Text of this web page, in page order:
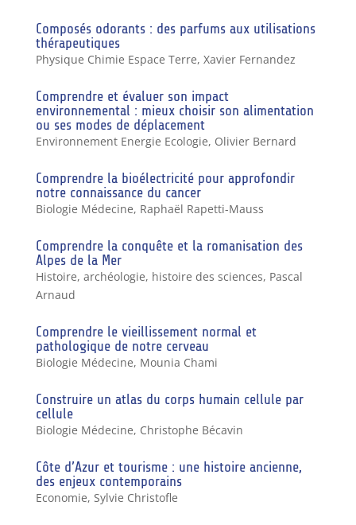
Composés odorants : des parfums aux utilisations
thérapeutiques
Physique Chimie Espace Terre, Xavier Fernandez
Comprendre et évaluer son impact
environnemental : mieux choisir son alimentation
ou ses modes de déplacement
Environnement Energie Ecologie, Olivier Bernard
Comprendre la bioélectricité pour approfondir
notre connaissance du cancer
Biologie Médecine, Raphaël Rapetti-Mauss
Comprendre la conquête et la romanisation des
Alpes de la Mer
Histoire, archéologie, histoire des sciences, Pascal
Arnaud
Comprendre le vieillissement normal et
pathologique de notre cerveau
Biologie Médecine, Mounia Chami
Construire un atlas du corps humain cellule par
cellule
Biologie Médecine, Christophe Bécavin
Côte d’Azur et tourisme : une histoire ancienne,
des enjeux contemporains
Economie, Sylvie Christofle